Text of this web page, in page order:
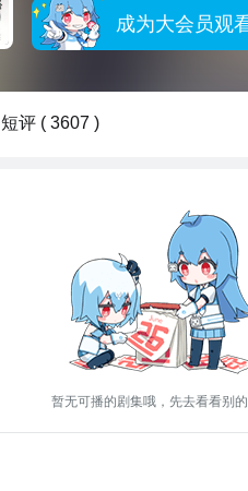
成为大会员观
短评 ( 3607 )
暂无可播的剧集哦，先去看看别